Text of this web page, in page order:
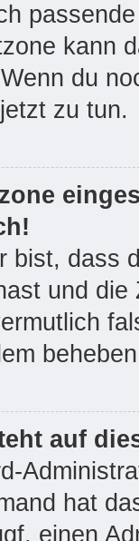
kann
du
zu tun.
bist, dass
und
auf
hat
einen